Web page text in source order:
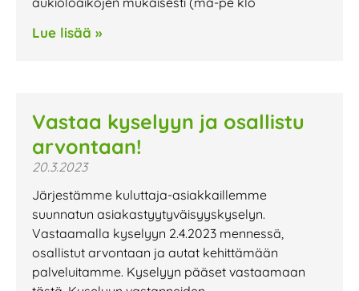
Lue lisää »
Vastaa kyselyyn ja osallistu
arvontaan!
20.3.2023
Järjestämme kuluttaja-asiakkaillemme
suunnatun asiakastyytyväisyyskyselyn.
Vastaamalla kyselyyn 2.4.2023 mennessä,
osallistut arvontaan ja autat kehittämään
palveluitamme. Kyselyyn pääset vastaamaan